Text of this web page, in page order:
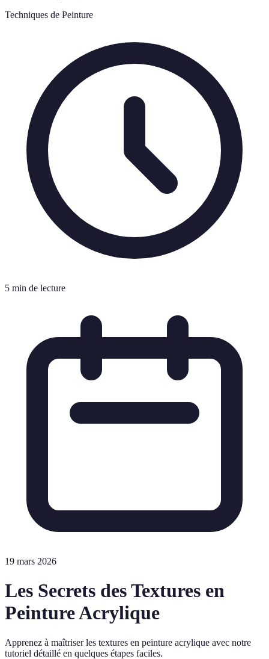
Techniques de Peinture
5 min de lecture
19 mars 2026
Les Secrets des Textures en
Peinture Acrylique
Apprenez à maîtriser les textures en peinture acrylique avec notre
tutoriel détaillé en quelques étapes faciles.